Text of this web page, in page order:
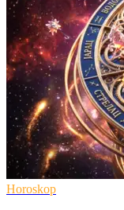
Horoskop